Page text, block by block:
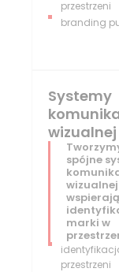
przestrzeni
branding
Systemy
wizualnej
spójne
wizualnej
marki w
przestrzeni